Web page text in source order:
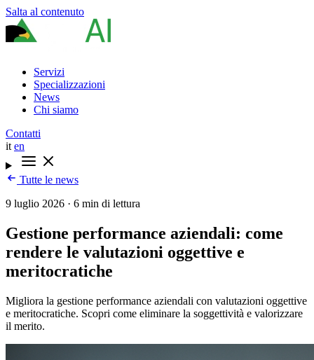
Salta al contenuto
Servizi
Specializzazioni
News
Chi siamo
Contatti
it en
Tutte le news
9 luglio 2026 · 6 min di lettura
Gestione performance aziendali: come
rendere le valutazioni oggettive e
meritocratiche
Migliora la gestione performance aziendali con valutazioni oggettive
e meritocratiche. Scopri come eliminare la soggettività e valorizzare
il merito.